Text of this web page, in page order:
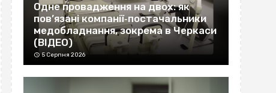
Одне провадження на двох: як
пов’язані компанії‐постачальники
медобладнання, зокрема в Черкаси
(ВІДЕО)
5 Серпня 2026